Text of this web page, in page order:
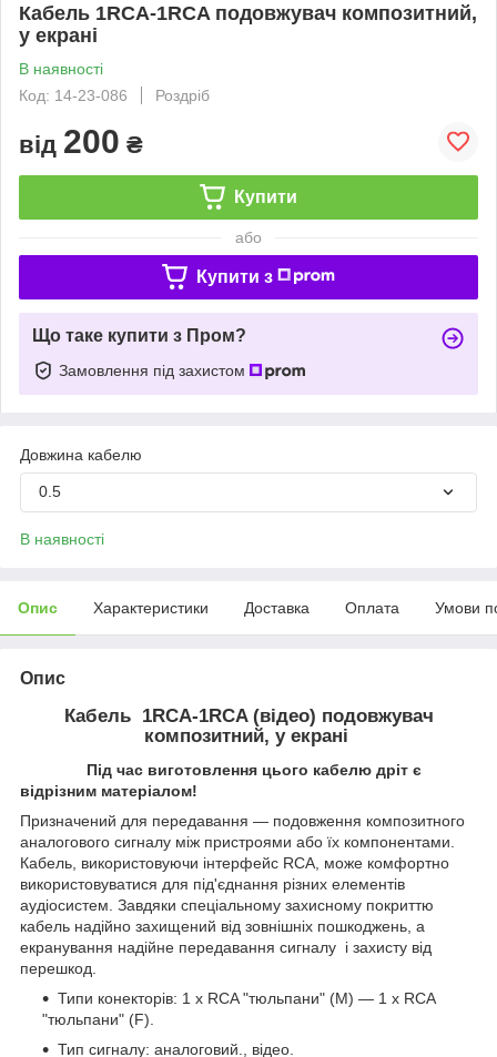
Кабель 1RCA-1RCA подовжувач композитний,
у екрані
В наявності
Код: 14-23-086
Роздріб
від 200 ₴
Купити
або
Купити з
Що таке купити з Пром?
Замовлення під захистом
Довжина кабелю
0.5
В наявності
Опис Характеристики Доставка Оплата Умови
Опис
Кабель 1RCA-1RCA (відео) подовжувач
композитний, у екрані
Під час виготовлення цього кабелю дріт є
відрізним матеріалом!
Призначений для передавання — подовження композитного
аналогового сигналу між пристроями або їх компонентами.
Кабель, використовуючи інтерфейс RCA, може комфортно
використовуватися для під'єднання різних елементів
аудіосистем. Завдяки спеціальному захисному покриттю
кабель надійно захищений від зовнішніх пошкоджень, а
екранування надійне передавання сигналу і захисту від
перешкод.
Типи конекторів: 1 х RCA "тюльпани" (M) — 1 х RCA
"тюльпани" (F).
Тип сигналу: аналоговий., відео.